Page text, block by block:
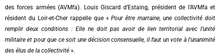
des forces armées (AVMfa). Louis Giscard d’Estaing, président de l’AVMfa et
résident du Loir-et-Cher rappelle que «Pour être marraine, une collectivité doit
remplir deux conditions : Elle ne doit pas avoir de lien territorial avec l’unité
militaire et pour que ce soit une décision consensuelle, il faut un vote à l’unanimité
des élus de la collectivité ».